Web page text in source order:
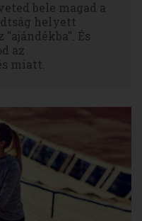
bele magad a
helyett
És
az
miatt.